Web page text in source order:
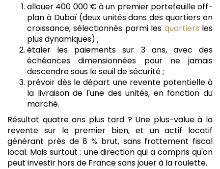
allouer 400 000 € à un premier portefeuille off-
plan à Dubaï (deux unités dans des quartiers en
croissance, sélectionnés parmi les quartiers les
plus dynamiques) ;
étaler les paiements sur 3 ans, avec des
échéances dimensionnées pour ne jamais
descendre sous le seuil de sécurité ;
prévoir dès le départ une revente potentielle à
la livraison de l'une des unités, en fonction du
marché.
Résultat quatre ans plus tard ? Une plus-value à la
revente sur le premier bien, et un actif locatif
générant près de 8 % brut, sans frottement fiscal
local. Mais surtout : une direction qui a compris qu'on
peut investir hors de France sans jouer à la roulette.